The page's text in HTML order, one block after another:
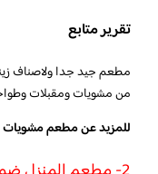
تقرير متابع
مطعم جيد جدا ولاصناف
من مشويات ومقبلات
للمزيد عن مطعم مشويات